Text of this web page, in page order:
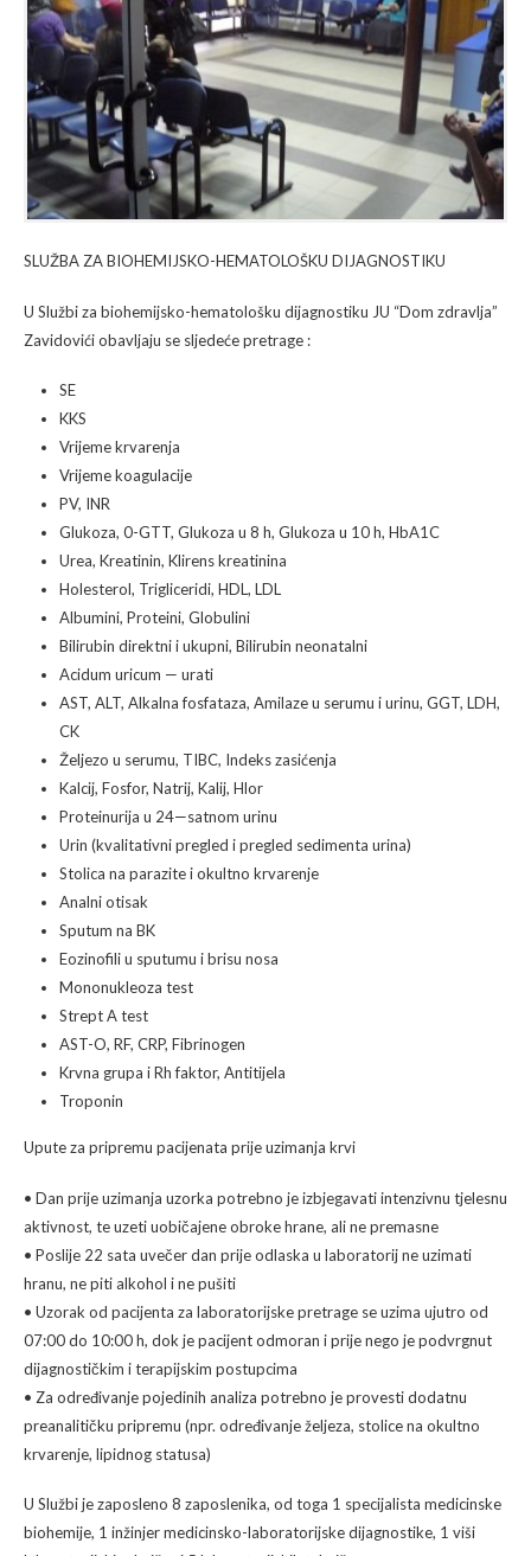
SLUŽBA ZA BIOHEMIJSKO-HEMATOLOŠKU DIJAGNOSTIKU
U Službi za biohemijsko-hematološku dijagnostiku JU “Dom zdravlja”
Zavidovići obavljaju se sljedeće pretrage :
SE
KKS
Vrijeme krvarenja
Vrijeme koagulacije
PV, INR
Glukoza, 0-GTT, Glukoza u 8 h, Glukoza u 10 h, HbA1C
Urea, Kreatinin, Klirens kreatinina
Holesterol, Trigliceridi, HDL, LDL
Albumini, Proteini, Globulini
Bilirubin direktni i ukupni, Bilirubin neonatalni
Acidum uricum — urati
AST, ALT, Alkalna fosfataza, Amilaze u serumu i urinu, GGT, LDH,
CK
Željezo u serumu, TIBC, Indeks zasićenja
Kalcij, Fosfor, Natrij, Kalij, Hlor
Proteinurija u 24—satnom urinu
Urin (kvalitativni pregled i pregled sedimenta urina)
Stolica na parazite i okultno krvarenje
Analni otisak
Sputum na BK
Eozinofili u sputumu i brisu nosa
Mononukleoza test
Strept A test
AST-O, RF, CRP, Fibrinogen
Krvna grupa i Rh faktor, Antitijela
Troponin
Upute za pripremu pacijenata prije uzimanja krvi
• Dan prije uzimanja uzorka potrebno je izbjegavati intenzivnu tjelesnu
aktivnost, te uzeti uobičajene obroke hrane, ali ne premasne
• Poslije 22 sata uvečer dan prije odlaska u laboratorij ne uzimati
hranu, ne piti alkohol i ne pušiti
• Uzorak od pacijenta za laboratorijske pretrage se uzima ujutro od
07:00 do 10:00 h, dok je pacijent odmoran i prije nego je podvrgnut
dijagnostičkim i terapijskim postupcima
• Za određivanje pojedinih analiza potrebno je provesti dodatnu
preanalitičku pripremu (npr. određivanje željeza, stolice na okultno
krvarenje, lipidnog statusa)
U Službi je zaposleno 8 zaposlenika, od toga 1 specijalista medicinske
biohemije, 1 inžinjer medicinsko-laboratorijske dijagnostike, 1 viši